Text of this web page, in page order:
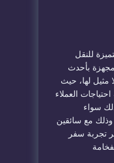
للنقل
بأحدث
مثيل لها، حيث
العملاء
سواء
وذلك مع سائقين
تجربة سفر